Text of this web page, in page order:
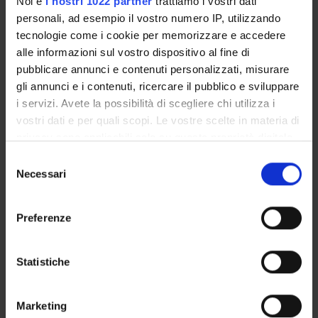
personali, ad esempio il vostro numero IP, utilizzando
tecnologie come i cookie per memorizzare e accedere
alle informazioni sul vostro dispositivo al fine di
pubblicare annunci e contenuti personalizzati, misurare
gli annunci e i contenuti, ricercare il pubblico e sviluppare
i servizi. Avete la possibilità di scegliere chi utilizza i
vostri dati e per quali scopi. Le vostre scelte in materia di
modificare o revocare il proprio consenso in qualsiasi
momento dalla Dichiarazione sui cookie o facendo clic
raccogliere informazioni sulla tua posizione
geografica, con un'approssimazione di qualche
Identificare il tuo dispositivo, scansionandolo
delNecessari
Preferenze
Statistiche
Marketing
Michele De Mari
Alberto Maria Tedoldi
membro esterno
Alberto Mion
membro esterno
RECORDS AND DOCUMENTS